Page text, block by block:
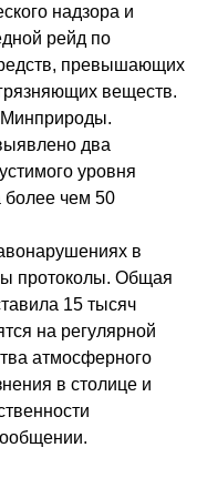
надзора и
рейд по
превышающих
веществ.
два
уровня
более чем 50
в
протоколы. Общая
15 тысяч
на регулярной
атмосферного
в столице и